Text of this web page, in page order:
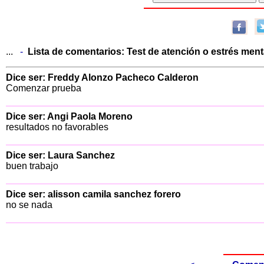
... - Lista de comentarios: Test de atención o estrés
Dice ser: Freddy Alonzo Pacheco Calderon
Comenzar prueba
Dice ser: Angi Paola Moreno
resultados no favorables
Dice ser: Laura Sanchez
buen trabajo
Dice ser: alisson camila sanchez forero
no se nada